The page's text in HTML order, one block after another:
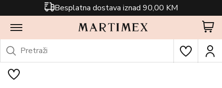
Besplatna dostava iznad 90,00 KM